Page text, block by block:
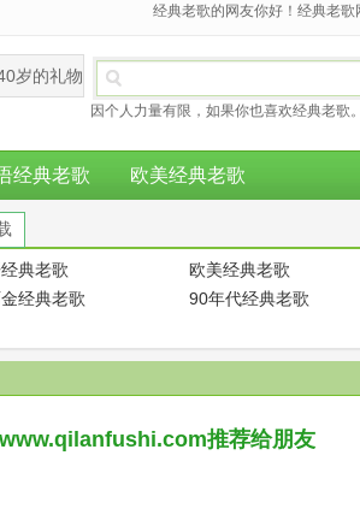
经典老歌的网友你好！经典老
岁的礼物
因个人力量有限，如果你也喜欢经典老歌
经典老歌 欧美经典老歌
典老歌 欧美经典老歌
经典老歌 90年代经典老歌
推荐给朋友